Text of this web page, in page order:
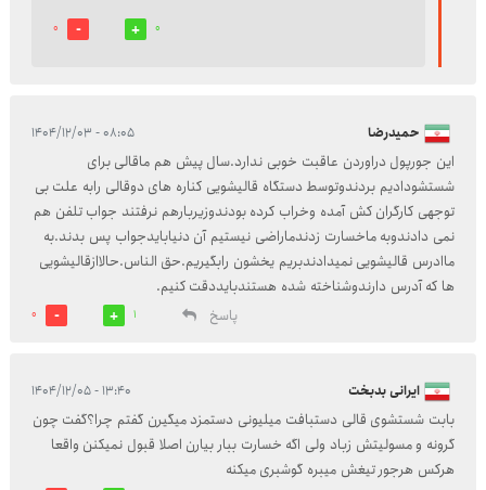
0
0
حمیدرضا ۰۸:۰۵ - ۱۴۰۴/۱۲/۰۳
این جورپول دراوردن عاقبت خوبی ندارد.سال پیش هم ماقالی برای
شستشودادیم بردندوتوسط دستگاه قالیشویی کناره های دوقالی رابه علت بی
توجهی کارگران کش آمده وخراب کرده بودندوزیربارهم نرفتند جواب تلفن هم
نمی دادندوبه ماخسارت زدندماراضی نیستیم آن دنیابایدجواب پس بدند.به
ماادرس قالیشویی نمیدادندبریم یخشون رابگیریم.حق الناس.حالاازقالیشویی
ها که آدرس دارندوشناخته شده هستندبایددقت کنیم.
پاسخ
1
0
ایرانی بدبخت ۱۳:۴۰ - ۱۴۰۴/۱۲/۰۵
بابت شستشوی قالی دستبافت میلیونی دستمزد میگیرن گفتم چرا؟گفت چون
گرونه و مسولیتش زباد ولی اگه خسارت ببار بیارن اصلا قبول نمیکنن واقعا
هرکس هرجور تیغش میبره گوشبری میکنه